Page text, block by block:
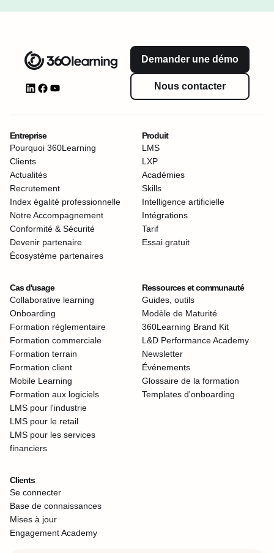
Demander une démo
Nous contacter
Entreprise
Pourquoi 360Learning
Clients
Actualités
Recrutement
Index égalité professionnelle
Notre Accompagnement
Conformité & Sécurité
Devenir partenaire
Écosystème partenaires
Produit
LMS
LXP
Académies
Skills
Intelligence artificielle
Intégrations
Tarif
Essai gratuit
Cas d'usage
Collaborative learning
Onboarding
Formation réglementaire
Formation commerciale
Formation terrain
Formation client
Mobile Learning
Formation aux logiciels
LMS pour l'industrie
LMS pour le retail
LMS pour les services
financiers
Ressources et communauté
Guides, outils
Modèle de Maturité
360Learning Brand Kit
L&D Performance Academy
Newsletter
Événements
Glossaire de la formation
Templates d'onboarding
Clients
Se connecter
Base de connaissances
Mises à jour
Engagement Academy